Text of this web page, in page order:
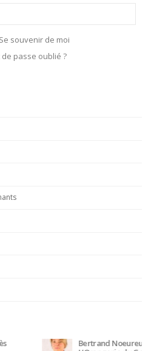
Se souvenir de moi
de passe oublié ?
Elsa Jeanvoine à la tête de